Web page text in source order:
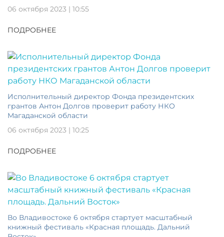
06 октября 2023 | 10:55
ПОДРОБНЕЕ
Исполнительный директор Фонда президентских
грантов Антон Долгов проверит работу НКО
Магаданской области
06 октября 2023 | 10:25
ПОДРОБНЕЕ
Во Владивостоке 6 октября стартует масштабный
книжный фестиваль «Красная площадь. Дальний